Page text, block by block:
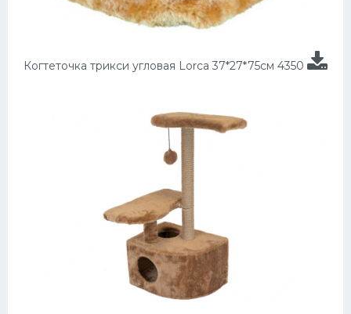
Когтеточка трикси угловая Lorca 37*27*75см 4350